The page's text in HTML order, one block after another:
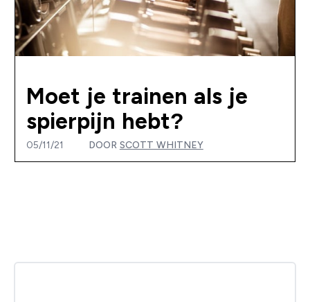
Moet je trainen als je
spierpijn hebt?
05/11/21 DOOR SCOTT WHITNEY